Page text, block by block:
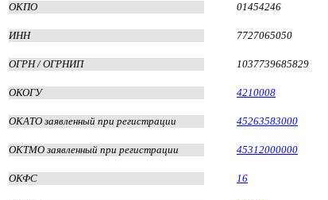
ОКПО 01454246
ИНН 7727065050
ОГРН / ОГРНИП 1037739685829
ОКОГУ 4210008
ОКАТО заявленный при регистрации 45263583000
ОКТМО заявленный при регистрации 45312000000
ОКФС 16